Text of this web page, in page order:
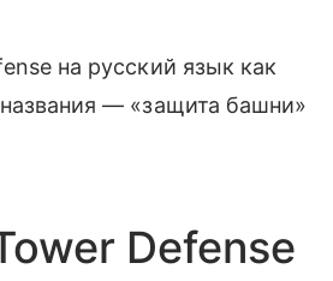
на русский язык как
— «защита башни»
Defense